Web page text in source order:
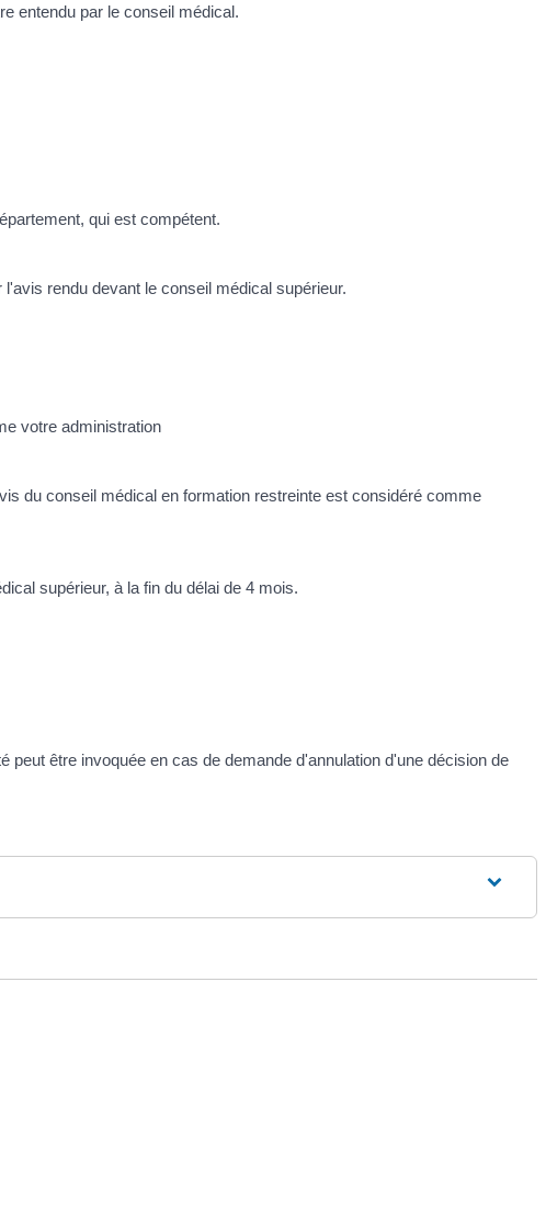
entendu par le conseil médical.
qui est compétent.
rendu devant le conseil médical supérieur.
votre administration
du conseil médical en formation restreinte est considéré comme
supérieur, à la fin du délai de 4 mois.
être invoquée en cas de demande d'annulation d'une décision de